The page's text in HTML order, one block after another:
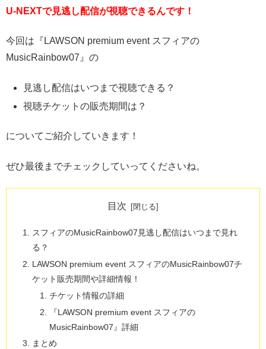
U-NEXTで見逃し配信が視聴できるんです！
今回は『LAWSON premium event スフィアの
MusicRainbow07』の
見逃し配信はいつまで視聴できる？
視聴チケットの販売期間は？
についてご紹介していきます！
ぜひ最後までチェックしていってくださいね。
目次
スフィアのMusicRainbow07見逃し配信はいつまで見れ
る？
LAWSON premium event スフィアのMusicRainbow07チ
ケット販売期間や詳細情報！
チケット情報の詳細
『LAWSON premium event スフィアの
MusicRainbow07』詳細
まとめ